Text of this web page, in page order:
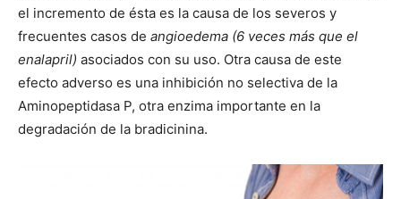
el incremento de ésta es la causa de los severos y
frecuentes casos de angioedema (6 veces más que el
enalapril) asociados con su uso. Otra causa de este
efecto adverso es una inhibición no selectiva de la
Aminopeptidasa P, otra enzima importante en la
degradación de la bradicinina.